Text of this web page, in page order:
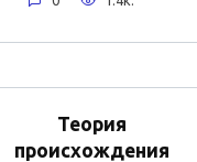
Теория
происхождения